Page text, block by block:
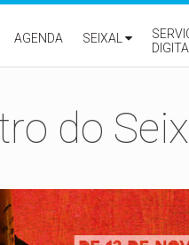
AGENDA SEIXAL
do